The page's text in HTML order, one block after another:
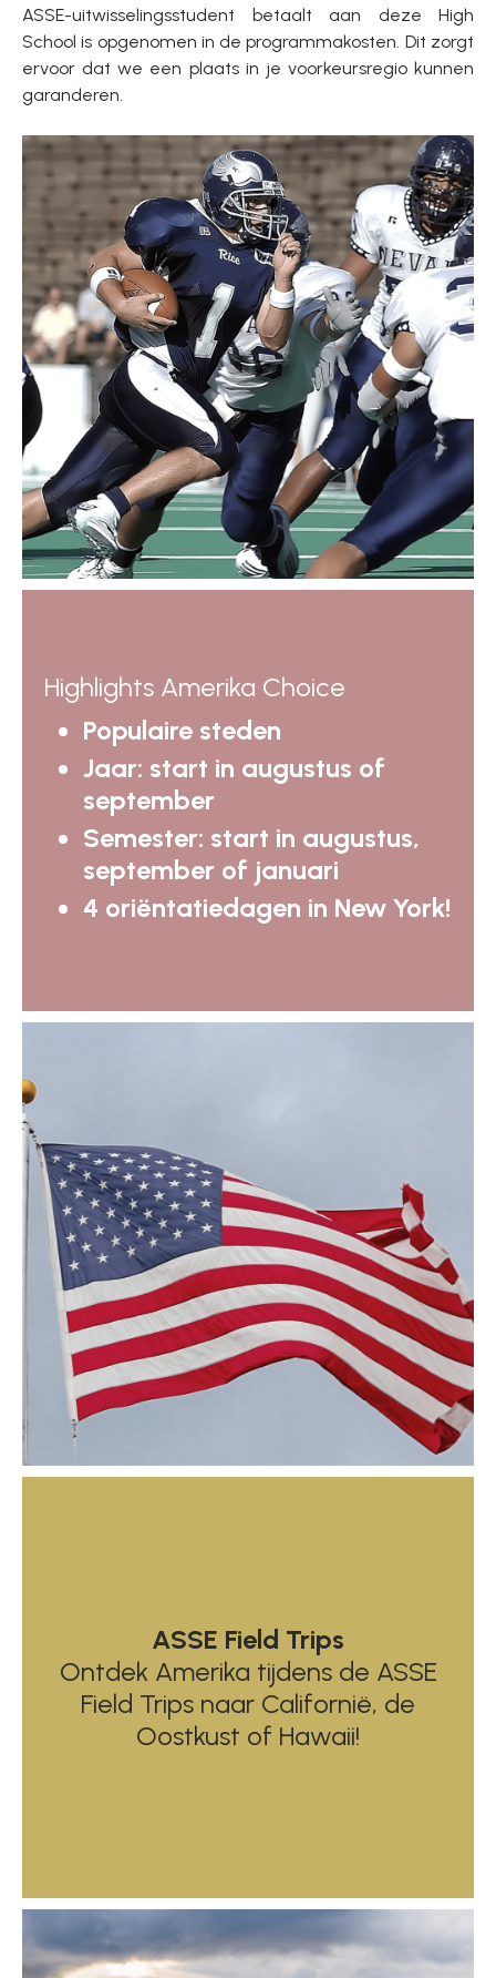
ASSE-uitwisselingsstudent betaalt aan deze High
School is opgenomen in de programmakosten. Dit zorgt
ervoor dat we een plaats in je voorkeursregio kunnen
garanderen.
Highlights Amerika Choice
Populaire steden
Jaar: start in augustus of
september
Semester: start in augustus,
september of januari
4 oriëntatiedagen in New York!
ASSE Field Trips
Ontdek Amerika tijdens de ASSE
Field Trips naar Californië, de
Oostkust of Hawaii!